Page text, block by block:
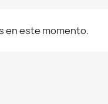
en este momento.